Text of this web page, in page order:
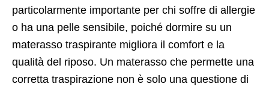
particolarmente importante per chi soffre di allergie
o ha una pelle sensibile, poiché dormire su un
materasso traspirante migliora il comfort e la
qualità del riposo. Un materasso che permette una
corretta traspirazione non è solo una questione di